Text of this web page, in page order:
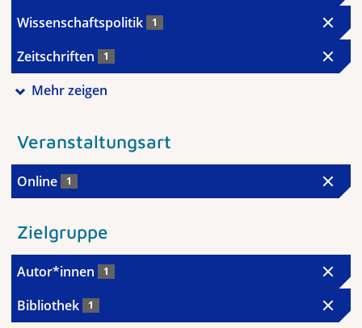
Wissenschaftspolitik 1
Zeitschriften 1
Mehr zeigen
Veranstaltungsart
Online 1
Zielgruppe
Autor*innen 1
Bibliothek 1